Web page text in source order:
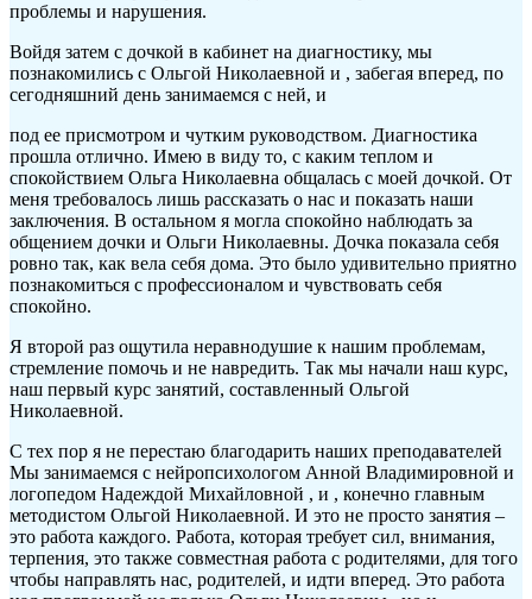
проблемы и нарушения.
Войдя затем с дочкой в кабинет на диагностику, мы
познакомились с Ольгой Николаевной и , забегая вперед, по
сегодняшний день занимаемся с ней, и
под ее присмотром и чутким руководством. Диагностика
прошла отлично. Имею в виду то, с каким теплом и
спокойствием Ольга Николаевна общалась с моей дочкой. От
меня требовалось лишь рассказать о нас и показать наши
заключения. В остальном я могла спокойно наблюдать за
общением дочки и Ольги Николаевны. Дочка показала себя
ровно так, как вела себя дома. Это было удивительно приятно
познакомиться с профессионалом и чувствовать себя
спокойно.
Я второй раз ощутила неравнодушие к нашим проблемам,
стремление помочь и не навредить. Так мы начали наш курс,
наш первый курс занятий, составленный Ольгой
Николаевной.
С тех пор я не перестаю благодарить наших преподавателей
Мы занимаемся с нейропсихологом Анной Владимировной и
логопедом Надеждой Михайловной , и , конечно главным
методистом Ольгой Николаевной. И это не просто занятия –
это работа каждого. Работа, которая требует сил, внимания,
терпения, это также совместная работа с родителями, для того
чтобы направлять нас, родителей, и идти вперед. Это работа